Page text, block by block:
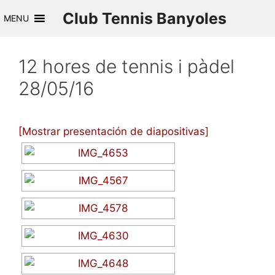
al
Club Tennis Banyoles
MENU
12 hores de tennis i pàdel
28/05/16
[Mostrar presentación de diapositivas]